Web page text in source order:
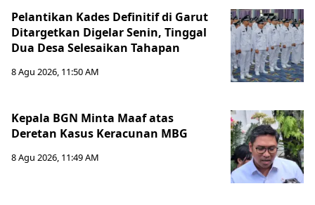
Pelantikan Kades Definitif di Garut
Ditargetkan Digelar Senin, Tinggal
Dua Desa Selesaikan Tahapan
8 Agu 2026, 11:50 AM
Kepala BGN Minta Maaf atas
Deretan Kasus Keracunan MBG
8 Agu 2026, 11:49 AM